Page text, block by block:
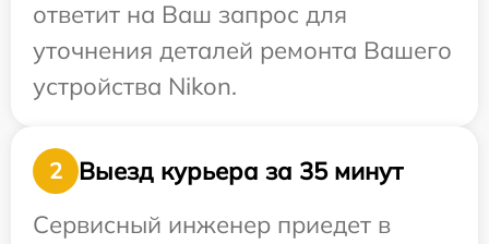
ответит на Ваш запрос для
уточнения деталей ремонта Вашего
устройства Nikon.
2
Выезд курьера за 35 минут
Сервисный инженер приедет в